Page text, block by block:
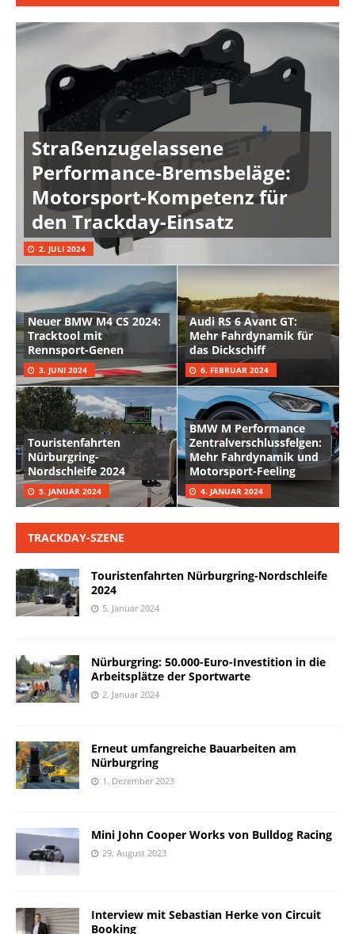
Straßenzugelassene
Performance-Bremsbeläge:
Motorsport-Kompetenz für
den Trackday-Einsatz
2. JULI 2024
Neuer BMW M4 CS 2024:
Tracktool mit
Rennsport-Genen
3. JUNI 2024
Audi RS 6 Avant GT:
Mehr Fahrdynamik für
das Dickschiff
6. FEBRUAR 2024
Touristenfahrten
Nürburgring-
Nordschleife 2024
5. JANUAR 2024
BMW M Performance
Zentralverschlussfelgen:
Mehr Fahrdynamik und
Motorsport-Feeling
4. JANUAR 2024
TRACKDAY-SZENE
Touristenfahrten Nürburgring-Nordschleife
2024
5. Januar 2024
Nürburgring: 50.000-Euro-Investition in die
Arbeitsplätze der Sportwarte
2. Januar 2024
Erneut umfangreiche Bauarbeiten am
Nürburgring
1. Dezember 2023
Mini John Cooper Works von Bulldog Racing
29. August 2023
Interview mit Sebastian Herke von Circuit
Booking